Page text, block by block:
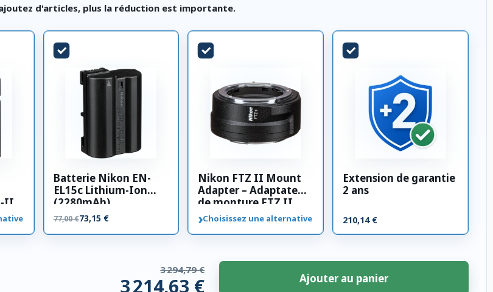
d'articles, plus la réduction est importante.
II
Batterie Nikon EN-
EL15c Lithium-Ion
(2280mAh)
77,00 €73,15 €
Nikon FTZ II Mount
Adapter – Adaptateur
de monture FTZ II
›Choisissez une alternative
Extension de garantie
2 ans
210,14 €
3 294,79 €
3 214,63 € Ajouter au panier